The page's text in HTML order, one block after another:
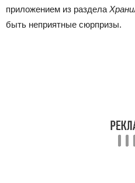
приложением из раздела
быть неприятные сюрпризы.